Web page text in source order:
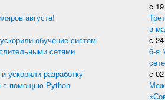
августа!
обучение систем
сетями
ускорили разработку
с помощью Python
с
в
с
6-я
с